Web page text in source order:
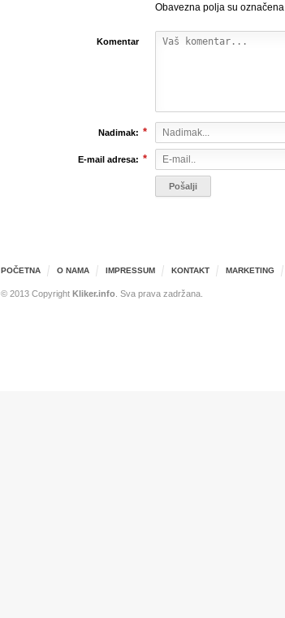
Obavezna polja su označena
Komentar
Nadimak: *
E-mail adresa: *
POČETNA O NAMA IMPRESSUM KONTAKT MARKETING
© 2013 Copyright Kliker.info . Sva prava zadržana.